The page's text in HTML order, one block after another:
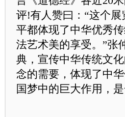
评!有人赞曰：“这个
平都体现了中华优秀
法艺术美的享受。”张
典，宣传中华传统文
念的需要，体现了中
国梦中的巨大作用，